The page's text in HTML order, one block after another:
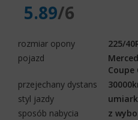
5.89/6
rozmiar opony
225/
pojazd
Coupe
przejechany dystans
styl jazdy
sposób nabycia
z